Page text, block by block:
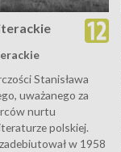
Stanisława
uważanego za
nurtu
polskiej.
w 1958